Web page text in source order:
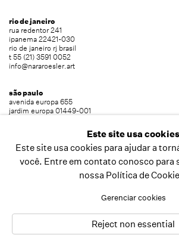
rio de janeiro
rua redentor 241
ipanema 22421-030
rio de janeiro rj brasil
t 55 (21) 3591 0052
info@nararoesler.art
são paulo
avenida europa 655
jardim europa 01449-001
copyright © 2026 nara roesler
Este site usa cookies
Este site usa cookies para ajudar a
você. Entre em contato conosco para
nossa Política de
Gerenciar cookies
Reject non essential